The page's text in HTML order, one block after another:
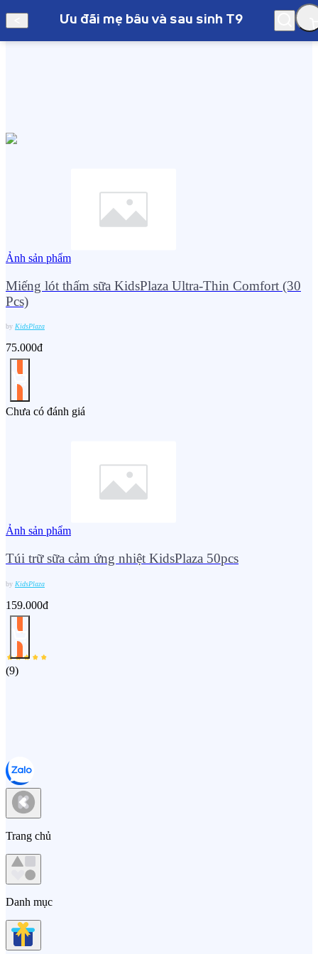
Ưu đãi mẹ bầu và sau sinh T9
Hà Nội
Ưu đãi mẹ bầu và sau sinh T9
Ảnh sản phẩm
Miếng lót thấm sữa KidsPlaza Ultra-Thin Comfort (30
Pcs)
by KidsPlaza
75.000đ
Chưa có đánh giá
Ảnh sản phẩm
Túi trữ sữa cảm ứng nhiệt KidsPlaza 50pcs
by KidsPlaza
159.000đ
(9)
Trang chủ
Danh mục